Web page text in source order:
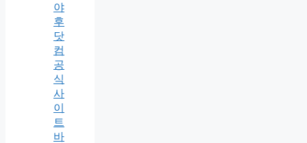
야
후
닷
컴
공
식
사
이
트
바